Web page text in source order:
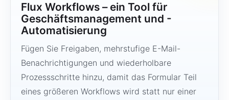
Flux Workflows – ein Tool für
Geschäftsmanagement und -
Automatisierung
Fügen Sie Freigaben, mehrstufige E-Mail-
Benachrichtigungen und wiederholbare
Prozessschritte hinzu, damit das Formular Teil
eines größeren Workflows wird statt nur einer